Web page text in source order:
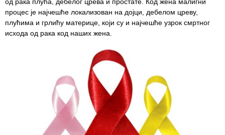
процес је најчешће локализован на дојци, дебелом цреву,
плућима и грлићу материце, који су и најчешће узрок смртног
исхода од рака код наших жена.
заштиту
жена
Служба
Служба за
специјалистичко
консултативну
делатност